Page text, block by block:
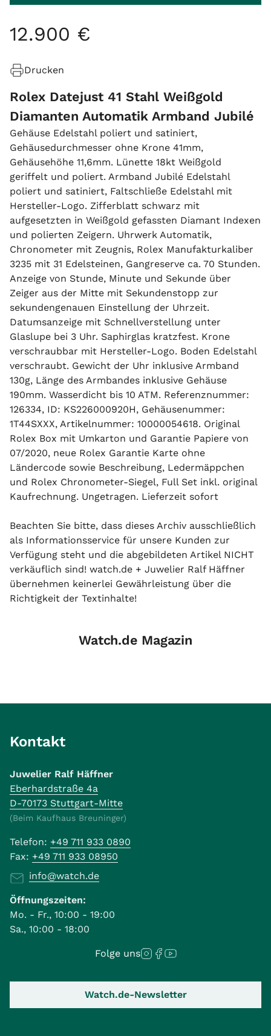
12.900 €
Drucken
Rolex Datejust 41 Stahl Weißgold
Diamanten Automatik Armband Jubilé
Gehäuse Edelstahl poliert und satiniert,
Gehäusedurchmesser ohne Krone 41mm,
Gehäusehöhe 11,6mm. Lünette 18kt Weißgold
geriffelt und poliert. Armband Jubilé Edelstahl
poliert und satiniert, Faltschließe Edelstahl mit
Hersteller-Logo. Zifferblatt schwarz mit
aufgesetzten in Weißgold gefassten Diamant Indexen
und polierten Zeigern. Uhrwerk Automatik,
Chronometer mit Zeugnis, Rolex Manufakturkaliber
3235 mit 31 Edelsteinen, Gangreserve ca. 70 Stunden.
Anzeige von Stunde, Minute und Sekunde über
Zeiger aus der Mitte mit Sekundenstopp zur
sekundengenauen Einstellung der Uhrzeit.
Datumsanzeige mit Schnellverstellung unter
Glaslupe bei 3 Uhr. Saphirglas kratzfest. Krone
verschraubbar mit Hersteller-Logo. Boden Edelstahl
verschraubt. Gewicht der Uhr inklusive Armband
130g, Länge des Armbandes inklusive Gehäuse
190mm. Wasserdicht bis 10 ATM. Referenznummer:
126334, ID: KS226000920H, Gehäusenummer:
1T44SXXX, Artikelnummer: 10000054618. Original
Rolex Box mit Umkarton und Garantie Papiere von
07/2020, neue Rolex Garantie Karte ohne
Ländercode sowie Beschreibung, Ledermäppchen
und Rolex Chronometer-Siegel, Full Set inkl. original
Kaufrechnung. Ungetragen. Lieferzeit sofort
Beachten Sie bitte, dass dieses Archiv ausschließlich
als Informationsservice für unsere Kunden zur
Verfügung steht und die abgebildeten Artikel NICHT
verkäuflich sind! watch.de + Juwelier Ralf Häffner
übernehmen keinerlei Gewährleistung über die
Richtigkeit der Textinhalte!
Watch.de Magazin
Kontakt
Juwelier Ralf Häffner
Eberhardstraße 4a
D-70173 Stuttgart-Mitte
(Beim Kaufhaus Breuninger)
Telefon: +49 711 933 0890
Fax: +49 711 933 08950
info@watch.de
Öffnungszeiten:
Mo. - Fr., 10:00 - 19:00
Sa., 10:00 - 18:00
Folge uns
Watch.de-Newsletter